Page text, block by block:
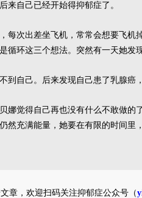
来自己已经开始得抑郁症了。
每次出差坐飞机，常常会想要飞
循环这三个想法。突然有一天她发
到自己。后来发现自己患了乳腺癌
娜觉得自己再也没有什么不敢做
然充满能量，她要在有限的时间里
章，欢迎扫码关注抑郁症公众号（